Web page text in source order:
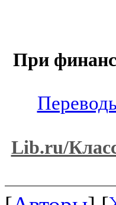
При
Lib.ru/